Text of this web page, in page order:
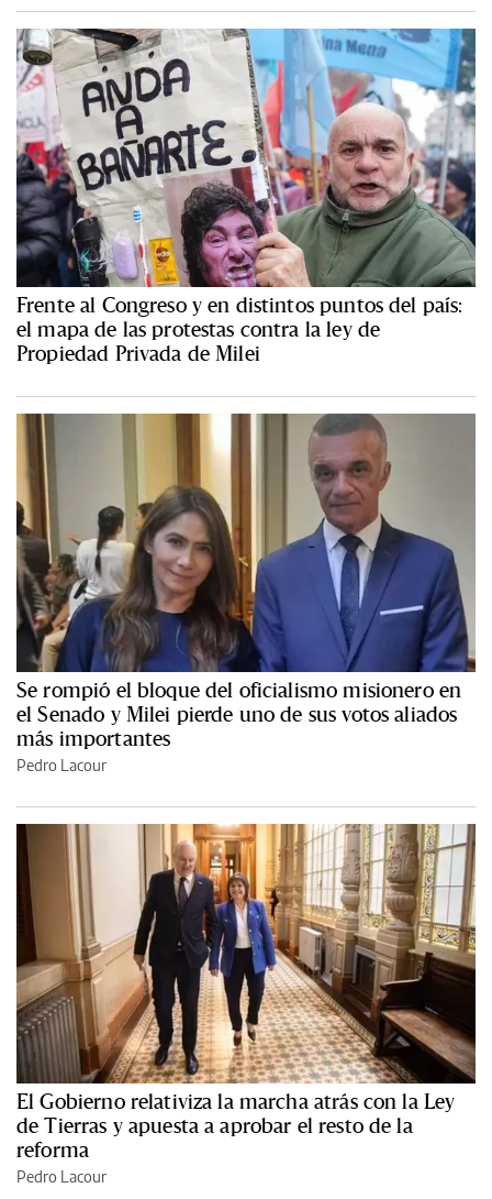
Frente al Congreso y en distintos puntos del país:
el mapa de las protestas contra la ley de
Propiedad Privada de Milei
Se rompió el bloque del oficialismo misionero en
el Senado y Milei pierde uno de sus votos aliados
más importantes
Pedro Lacour
El Gobierno relativiza la marcha atrás con la Ley
de Tierras y apuesta a aprobar el resto de la
reforma
Pedro Lacour